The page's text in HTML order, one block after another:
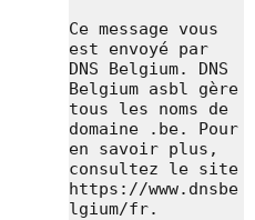
Ce message vous
est envoyé par
DNS Belgium. DNS
Belgium asbl gère
tous les noms de
domaine .be. Pour
en savoir plus,
consultez le site
https://www.dnsbe
lgium/fr.